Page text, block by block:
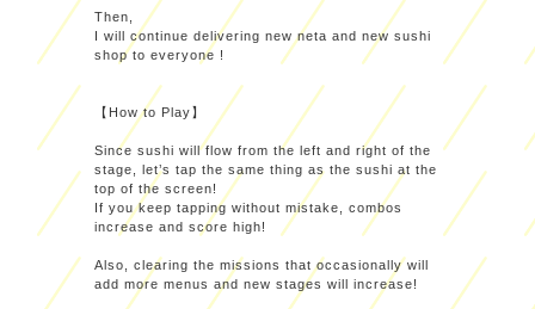
Then,
I will continue delivering new neta and new sushi
shop to everyone !
【How to Play】
Since sushi will flow from the left and right of the
stage, let’s tap the same thing as the sushi at the
top of the screen!
If you keep tapping without mistake, combos
increase and score high!
Also, clearing the missions that occasionally will
add more menus and new stages will increase!